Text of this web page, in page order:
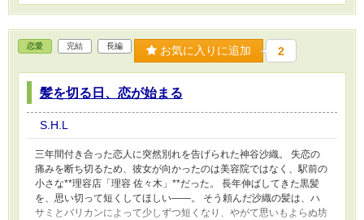
恋愛 完結 長編 お気に入りに追加 2
髪を切る日、恋が始まる
S.H.L
三年間付き合った恋人に突然別れを告げられた神谷沙織。 失恋の
痛みを断ち切るため、彼女が向かったのは美容院ではなく、駅前の
小さな**理容店「理容 佐々木」**だった。 長年伸ばしてきた黒髪
を、思い切って短くしてほしい——。 そう頼んだ沙織の髪は、ハ
サミとバリカンによって少しずつ短くなり、やがて思いもよらぬ坊